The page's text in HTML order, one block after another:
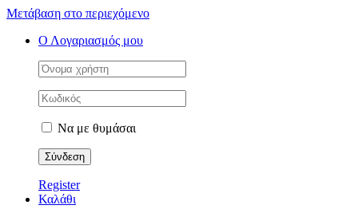
Μετάβαση στο περιεχόμενο
Ο Λογαριασμός μου
Να με θυμάσαι
Register
Καλάθι